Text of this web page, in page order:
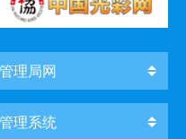
理局网
理系统